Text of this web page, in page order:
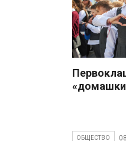
ОБЩЕСТВО